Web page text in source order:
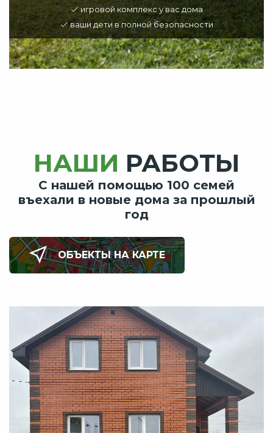
игровой комплекс у вас дома
ваши дети в полной безопасности
НАШИ РАБОТЫ
С нашей помощью 100 семей
въехали в новые дома за прошлый
год
ОБЪЕКТЫ НА КАРТЕ